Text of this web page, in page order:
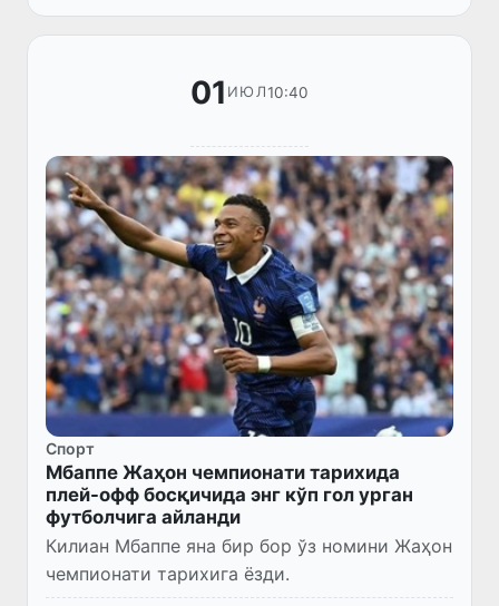
01 ИЮЛ10:40
Спорт
Мбаппе Жаҳон чемпионати тарихида
плей-офф босқичида энг кўп гол урган
футболчига айланди
Килиан Мбаппе яна бир бор ўз номини Жаҳон
чемпионати тарихига ёзди.